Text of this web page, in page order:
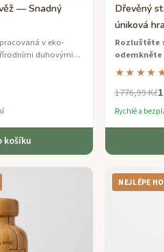
— Snadný
v eko-
duhovými
dovednosti jeden
košíku
Dřevěný
úniková
Rozluštěte
— bohatě
inspirovaná
1776,99 Kč
Rychlé a
NEJLÉPE